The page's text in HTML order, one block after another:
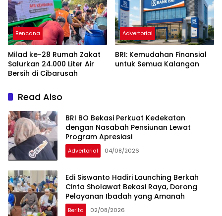
Bencana
Milad ke-28 Rumah Zakat
Salurkan 24.000 Liter Air
Bersih di Cibarusah
Advertorial
BRI: Kemudahan Finansial
untuk Semua Kalangan
Read Also
BRI BO Bekasi Perkuat Kedekatan
dengan Nasabah Pensiunan Lewat
Program Apresiasi
Advertorial 04/08/2026
Edi Siswanto Hadiri Launching Berkah
Cinta Sholawat Bekasi Raya, Dorong
Pelayanan Ibadah yang Amanah
Berita 02/08/2026